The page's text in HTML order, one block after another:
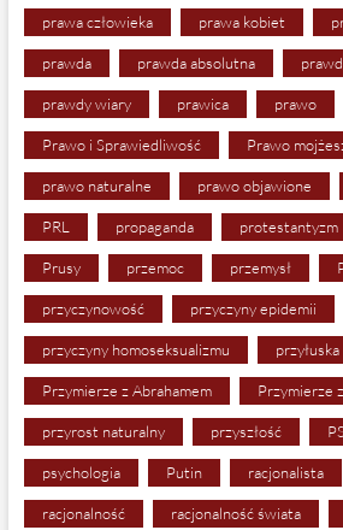
prawa człowieka prawa kobiet
prawda prawda absolutna
prawdy wiary prawica prawo
Prawo i Sprawiedliwość Prawo
prawo naturalne prawo objawione
PRL propaganda protestantyzm
Prusy przemoc przemysł
przyczynowość przyczyny epidemii
przyczyny homoseksualizmu przyłuska
Przymierze z Abrahamem Przymierze
przyrost naturalny przyszłość
psychologia Putin racjonalista
racjonalność racjonalność świata